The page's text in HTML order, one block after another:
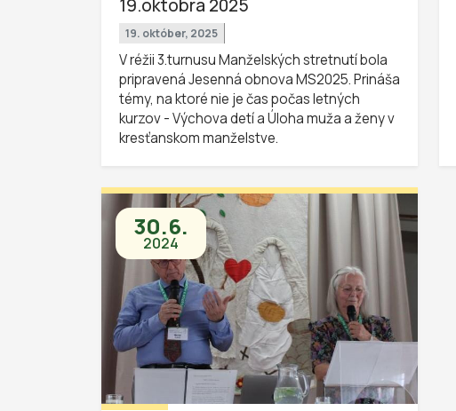
19.októbra 2025
19. október, 2025
V réžii 3.turnusu Manželských stretnutí bola
pripravená Jesenná obnova MS2025. Prináša
témy, na ktoré nie je čas počas letných
kurzov - Výchova detí a Úloha muža a ženy v
kresťanskom manželstve.
30.6.
2024